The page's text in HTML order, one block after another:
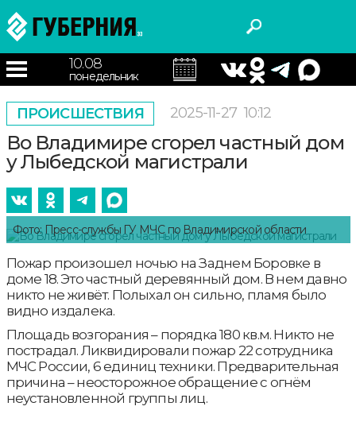
10.08
понедельник
ПРОИСШЕСТВИЯ 2025-11-27 10:12
Во Владимире сгорел частный дом
у Лыбедской магистрали
Фото: Пресс-службы ГУ МЧС по Владимирской области
Пожар произошел ночью на Заднем Боровке в
доме 18. Это частный деревянный дом. В нем давно
никто не живёт. Полыхал он сильно, пламя было
видно издалека.
Площадь возгорания – порядка 180 кв.м. Никто не
пострадал. Ликвидировали пожар 22 сотрудника
МЧС России, 6 единиц техники. Предварительная
причина – неосторожное обращение с огнём
неустановленной группы лиц.